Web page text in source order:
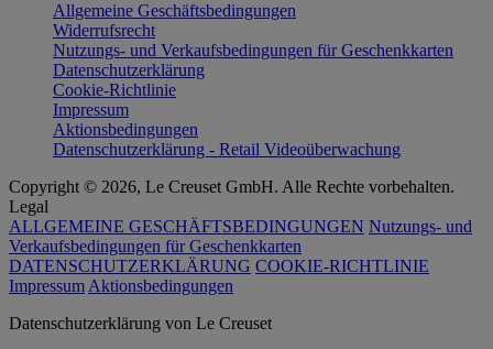
Allgemeine Geschäftsbedingungen
Widerrufsrecht
Nutzungs- und Verkaufsbedingungen für Geschenkkarten
Datenschutzerklärung
Cookie-Richtlinie
Impressum
Aktionsbedingungen
Datenschutzerklärung - Retail Videoüberwachung
Copyright © 2026, Le Creuset GmbH. Alle Rechte vorbehalten.
Legal
ALLGEMEINE GESCHÄFTSBEDINGUNGEN Nutzungs- und
Verkaufsbedingungen für Geschenkkarten
DATENSCHUTZERKLÄRUNG COOKIE-RICHTLINIE
Impressum Aktionsbedingungen
Datenschutz­erklärung von Le Creuset